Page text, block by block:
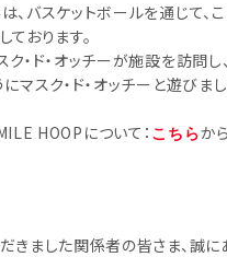
、バスケットボールを通じて
ております。
ク・ド・オッチーが施設を訪
マスク・ド・オッチーと遊びまし
HOOPについて： こちらか
きました関係者の皆さま、誠に